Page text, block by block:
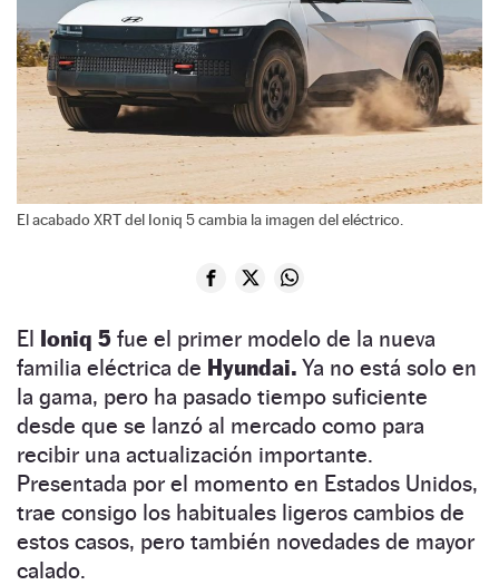
El acabado XRT del Ioniq 5 cambia la imagen del eléctrico.
El Ioniq 5 fue el primer modelo de la nueva
familia eléctrica de Hyundai. Ya no está solo en
la gama, pero ha pasado tiempo suficiente
desde que se lanzó al mercado como para
recibir una actualización importante.
Presentada por el momento en Estados Unidos,
trae consigo los habituales ligeros cambios de
estos casos, pero también novedades de mayor
calado.